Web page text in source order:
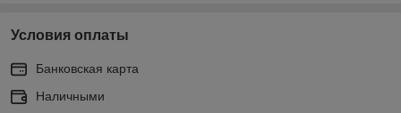
Условия оплаты
Банковская карта
Наличными